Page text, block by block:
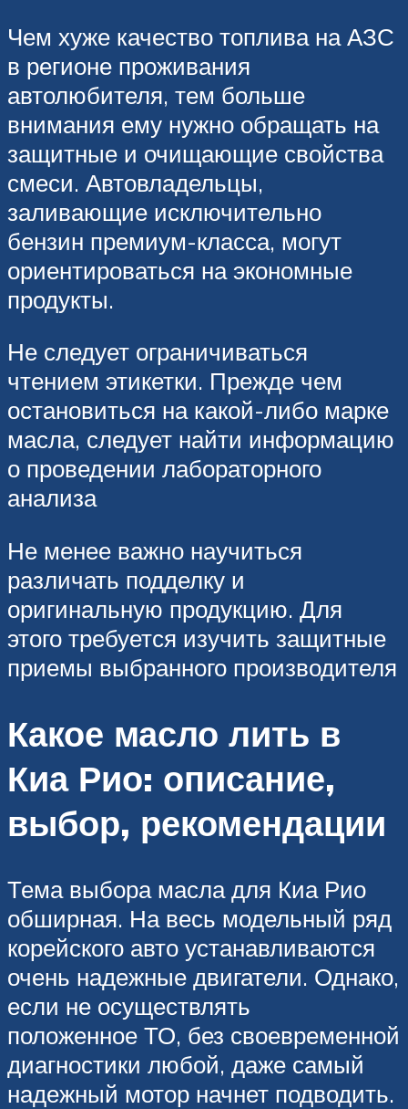
Чем хуже качество топлива на АЗС
в регионе проживания
автолюбителя, тем больше
внимания ему нужно обращать на
защитные и очищающие свойства
смеси. Автовладельцы,
заливающие исключительно
бензин премиум-класса, могут
ориентироваться на экономные
продукты.
Не следует ограничиваться
чтением этикетки. Прежде чем
остановиться на какой-либо марке
масла, следует найти информацию
о проведении лабораторного
анализа
Не менее важно научиться
различать подделку и
оригинальную продукцию. Для
этого требуется изучить защитные
приемы выбранного производителя
Какое масло лить в
Киа Рио: описание,
выбор, рекомендации
Тема выбора масла для Киа Рио
обширная. На весь модельный ряд
корейского авто устанавливаются
очень надежные двигатели. Однако,
если не осуществлять
положенное ТО, без своевременной
диагностики любой, даже самый
надежный мотор начнет подводить.